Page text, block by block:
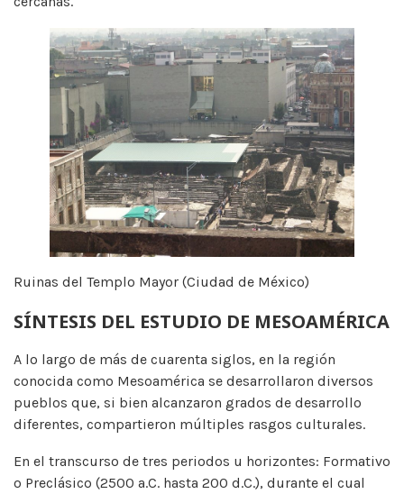
Ruinas del Templo Mayor (Ciudad de México)
SÍNTESIS DEL ESTUDIO DE MESOAMÉRICA
A lo largo de más de cuarenta siglos, en la región
conocida como Mesoamérica se desarrollaron diversos
pueblos que, si bien alcanzaron grados de desarrollo
diferentes, compartieron múltiples rasgos culturales.
En el transcurso de tres periodos u horizontes: Formativo
o Preclásico (2500 a.C. hasta 200 d.C.), durante el cual